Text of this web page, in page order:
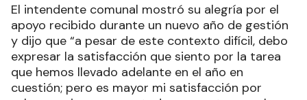
El intendente comunal mostró su alegría por el
apoyo recibido durante un nuevo año de gestión
y dijo que “a pesar de este contexto difícil, debo
expresar la satisfacción que siento por la tarea
que hemos llevado adelante en el año en
cuestión; pero es mayor mi satisfacción por